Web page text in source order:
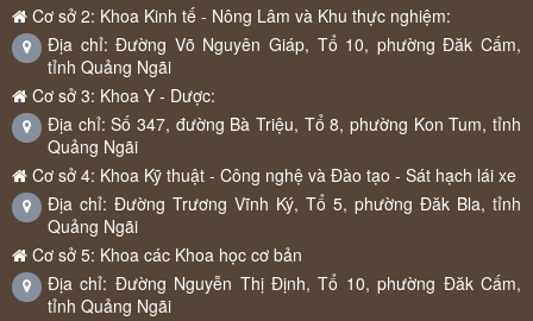
Cơ sở 2: Khoa Kinh tế - Nông Lâm và Khu thực nghiệm:
Địa chỉ: Đường Võ Nguyên Giáp, Tổ 10, phường Đăk Cấm,
tỉnh Quảng Ngãi
Cơ sở 3: Khoa Y - Dược:
Địa chỉ: Số 347, đường Bà Triệu, Tổ 8, phường Kon Tum, tỉnh
Quảng Ngãi
Cơ sở 4: Khoa Kỹ thuật - Công nghệ và Đào tạo - Sát hạch lái xe
Địa chỉ: Đường Trương Vĩnh Ký, Tổ 5, phường Đăk Bla, tỉnh
Quảng Ngãi
Cơ sở 5: Khoa các Khoa học cơ bản
Địa chỉ: Đường Nguyễn Thị Định, Tổ 10, phường Đăk Cấm,
tỉnh Quảng Ngãi